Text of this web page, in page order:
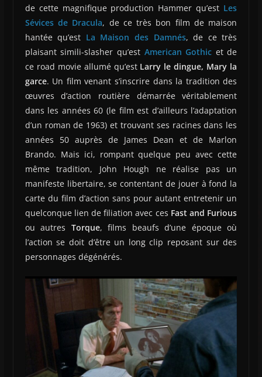
de cette magnifique production Hammer qu’est Les
Sévices de Dracula, de ce très bon film de maison
hantée qu’est La Maison des Damnés, de ce très
plaisant simili-slasher qu’est American Gothic et de
ce road movie allumé qu’est Larry le dingue, Mary la
garce. Un film venant s’inscrire dans la tradition des
œuvres d’action routière démarrée véritablement
dans les années 60 (le film est d’ailleurs l’adaptation
d’un roman de 1963) et trouvant ses racines dans les
années 50 auprès de James Dean et de Marlon
Brando. Mais ici, rompant quelque peu avec cette
même tradition, John Hough ne réalise pas un
manifeste libertaire, se contentant de jouer à fond la
carte du film d’action sans pour autant entretenir un
quelconque lien de filiation avec ces Fast and Furious
ou autres Torque, films beaufs d’une époque où
l’action se doit d’être un long clip reposant sur des
personnages dégénérés.